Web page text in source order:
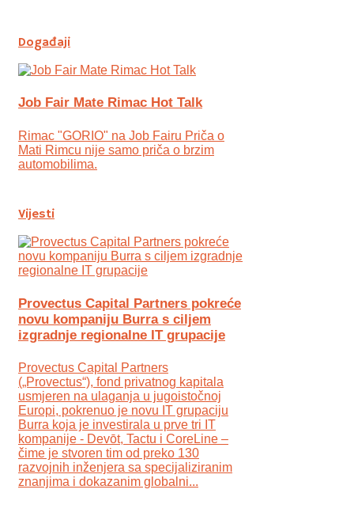
Događaji
Job Fair Mate Rimac Hot Talk
Rimac "GORIO" na Job Fairu Priča o
Mati Rimcu nije samo priča o brzim
automobilima.
Vijesti
Provectus Capital Partners pokreće
novu kompaniju Burra s ciljem
izgradnje regionalne IT grupacije
Provectus Capital Partners
(„Provectus“), fond privatnog kapitala
usmjeren na ulaganja u jugoistočnoj
Europi, pokrenuo je novu IT grupaciju
Burra koja je investirala u prve tri IT
kompanije - Devōt, Tactu i CoreLine –
čime je stvoren tim od preko 130
razvojnih inženjera sa specijaliziranim
znanjima i dokazanim globalni...